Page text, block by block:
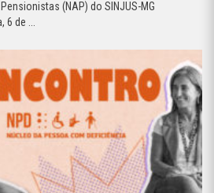
(NAP) do SINJUS-MG
de ...